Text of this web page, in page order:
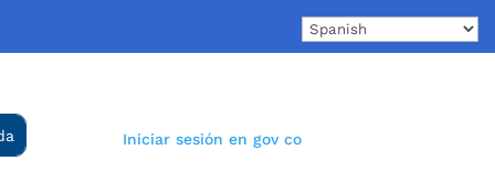
Iniciar sesión en gov co